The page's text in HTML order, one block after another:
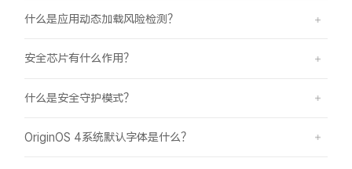
什么是应用动态加载风险检测？
安全芯片有什么作用？
什么是安全守护模式？
OriginOS 4系统默认字体是什么？